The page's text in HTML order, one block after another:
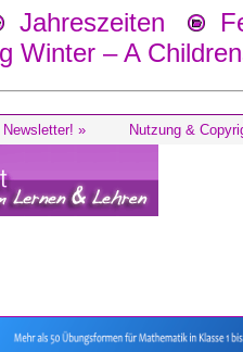
Jahreszeiten
Winter – A
Newsletter! » Nutzung &